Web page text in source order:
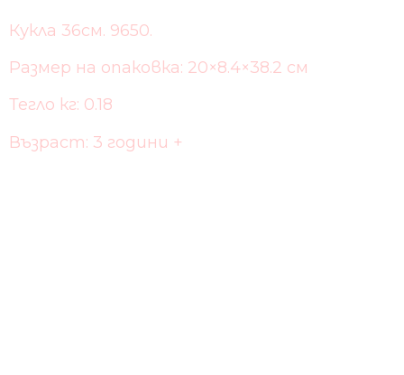
Кукла 36см. 9650.
Размер на опаковка: 20×8.4×38.2 см
Тегло кг: 0.18
Възраст: 3 години +